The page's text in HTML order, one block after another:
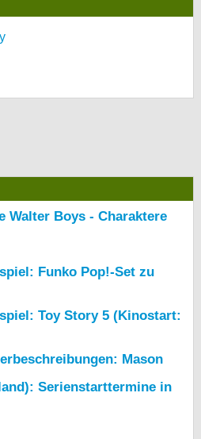
Walter Boys - Charaktere
Funko Pop!-Set zu
Toy Story 5 (Kinostart:
Mason
Serienstarttermine in